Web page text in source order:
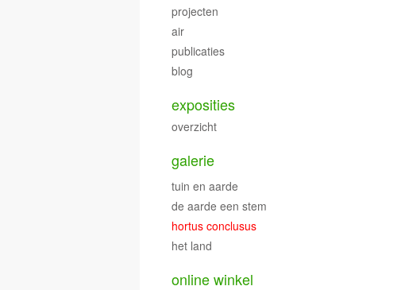
projecten
air
publicaties
blog
exposities
overzicht
galerie
tuin en aarde
de aarde een stem
hortus conclusus
het land
online winkel